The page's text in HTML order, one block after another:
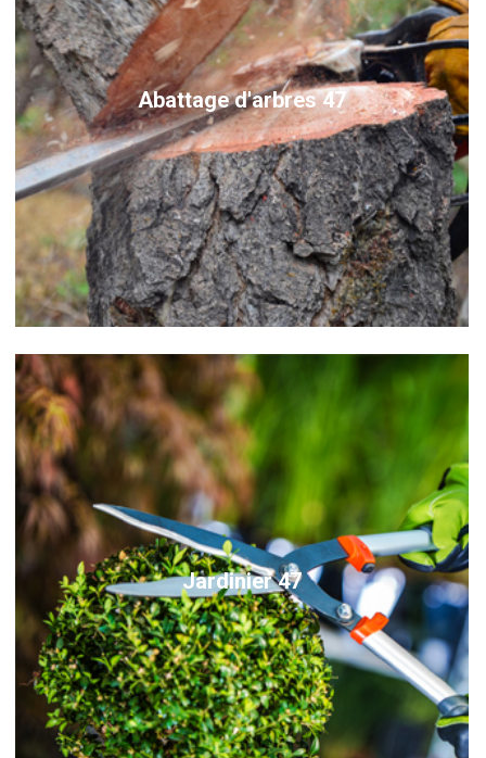
Abattage d'arbres 47
Jardinier 47